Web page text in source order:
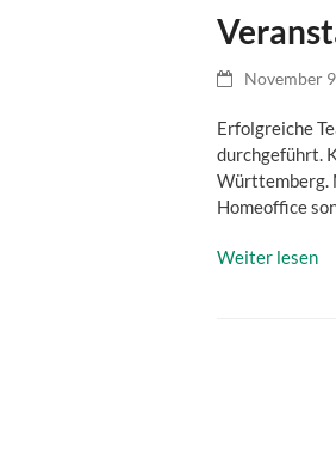
November
Erfolgreiche
durchgeführt.
Württemberg.
Homeoffice
Weiter lesen